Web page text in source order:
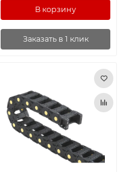
В корзину
Заказать в 1 клик